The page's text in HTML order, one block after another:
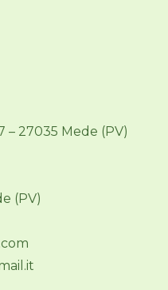
– 27035 Mede (PV)
(PV)